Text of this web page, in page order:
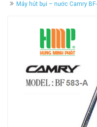
Máy hút bụi – nước Camry